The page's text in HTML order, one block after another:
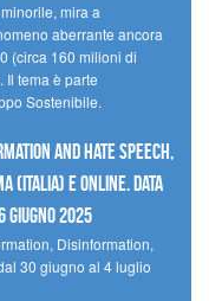
mira a
aberrante ancora
(circa 160 milioni di
tema è parte
Sostenibile.
and Hate Speech,
(Italia) e online. Data
giugno 2025
Disinformation,
30 giugno al 4 luglio